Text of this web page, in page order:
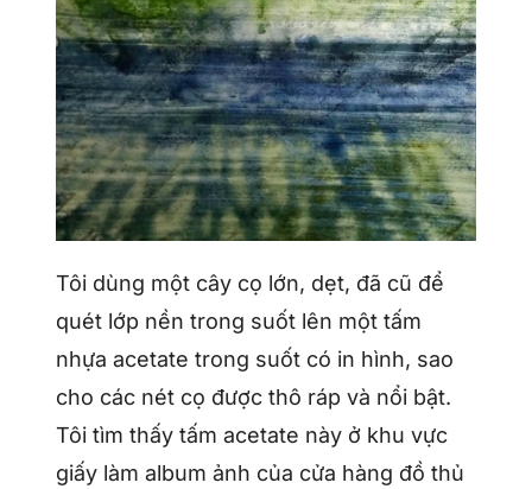
Tôi dùng một cây cọ lớn, dẹt, đã cũ để
quét lớp nền trong suốt lên một tấm
nhựa acetate trong suốt có in hình, sao
cho các nét cọ được thô ráp và nổi bật.
Tôi tìm thấy tấm acetate này ở khu vực
giấy làm album ảnh của cửa hàng đồ thủ